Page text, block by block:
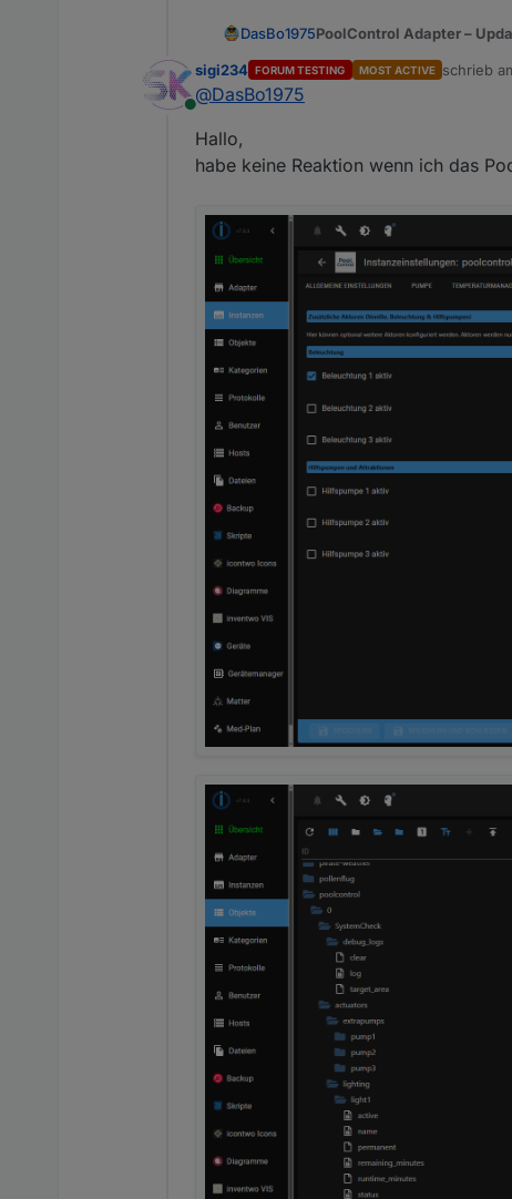
DasBo1975PoolControl Adapter –
Die aktuelle Version ist jetzt
Der Adapter befindet sich
Tests und Feedback aus
Online
sigi234 FORUM TESTING MOST ACTIVE schrieb
zuletzt
@DasBo1975
Hallo,
habe keine Reaktion wenn ich das